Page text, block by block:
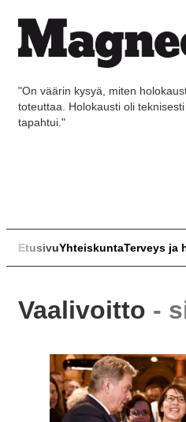
"On väärin kysyä, miten
toteuttaa. Holokausti oli
tapahtui."
EtusivuYhteiskuntaTerveys ja
Vaalivoitto -